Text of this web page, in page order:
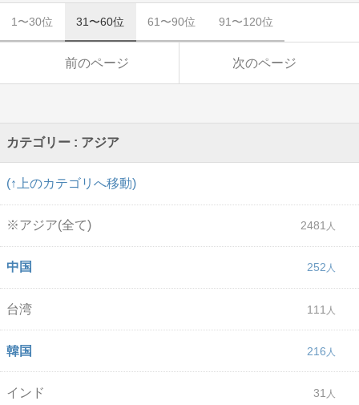
1〜30位 31〜60位 61〜90位 91〜120位
前のページ 次のページ
カテゴリー : アジア
(↑上のカテゴリへ移動)
※アジア(全て) 2481
中国 252
台湾 111
韓国 216
インド 31